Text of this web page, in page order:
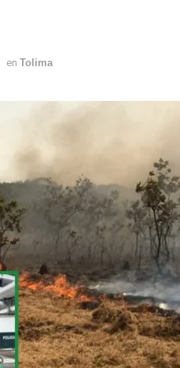
en Tolima